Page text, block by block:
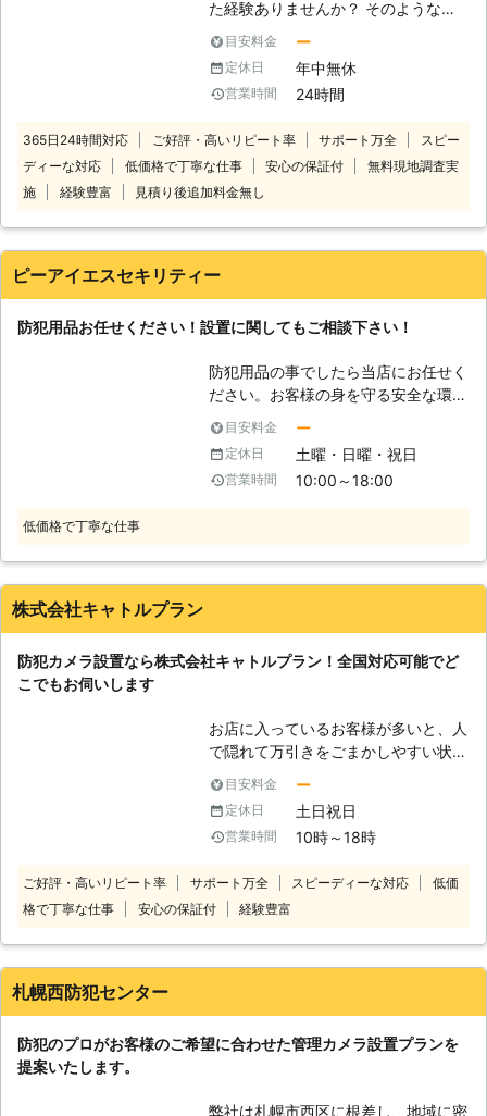
類によって金額は異なってきますが、
当店では防犯カメラの設置作業を最安
値で税込99,000円～対応していま
す。 セットプランや割引プランもご
用意していますので、お気軽にご利用
一般住宅、小規模事務所用プラン
99,000円。 【割引プラン内容】 ・防
犯カメラを5台以上設置で10％割引。
た経験ありませんか？ そのような被
害を再び出さないためにも、防犯カメ
ラの設置を考えている人もいるのでは
ないでしょうか。 そのよう時は防犯
カメラ設置110番にお任せください！
も、防犯対策となります。 また、イ
タズラや空き巣の被害があった時に
は、証拠が残っていることも。 この
さまざまな効果を得ることができま
らお気軽にお問い合わせください。受
付時間は24時間365日休まず、受け
付けております。 緊急の場合でも、
ておりますのでお気軽にご相談くださ
い。 お客様のご要望にできうる限り
対応いたします。
目安料金 ー
定休日 年中無休
営業時間 24時間
365日24時間対応 ご好評・高いリピート率 サポート万全
スピー
ディーな対応
低価格で丁寧な仕事 安心の保証付
無料現地調査実
施
経験豊富 見積り後追加料金無し
ピーアイエスセキリティー
防犯用品お任せください！設置に関してもご相談下さい！
防犯用品の事でしたら当店にお任せく
ださい。お客様の身を守る安全な環境
作りのお手伝いをいたします。現代は
自分の身は自分で守る時代です。女性
の一人暮らしや夜道歩きは思いもよら
ぬ危険にさらされることがあります。
発生するようになった近年、自分自身
お子様が事件に巻き込まれてしまうニ
ュースが報道されると、お子様がいら
っしゃるご家庭では他人ごととは思え
ないでしょう。かねてから日本は安全
大国であると言われてきましたが、そ
の神話も今では崩れつつあります。凶
悪な犯罪に一般人がいつ巻き込まれて
も不思議ではないのです。 【監視カ
メラのニーズ】 この様な時代背景を
受けてか、家庭用の監視カメラのニー
ズが昔に比べて非常に高くなっていま
したが、今ではごく一般的な家庭に監
視カメラを付けるケースが非常に増え
めやすくなったこともあげられます。
目安料金 ー
定休日 土曜・日曜・祝日
営業時間 10:00～18:00
低価格で丁寧な仕事
株式会社キャトルプラン
防犯カメラ設置なら株式会社キャトルプラン！全国対応可能でど
こでもお伺いします
お店に入っているお客様が多いと、人
で隠れて万引きをごまかしやすい状況
ができます。そのような状況であれ
ば、防犯カメラの目を盗んで万引きを
おこないやすくなるためです。 「万
引きが増えて売り上げが厳しいなあ」
出来たら性能のいい防犯カメラで、万
引きを改善したいもの。そんなときこ
社キャトルプランにはお客様から選ば
目安料金 ー
定休日 土日祝日
営業時間 10時～18時
ご好評・高いリピート率 サポート万全 スピーディーな対応
低価
格で丁寧な仕事
安心の保証付 経験豊富
札幌西防犯センター
防犯のプロがお客様のご希望に合わせた管理カメラ設置プランを
提案いたします。
弊社は札幌市西区に根差し、地域に密